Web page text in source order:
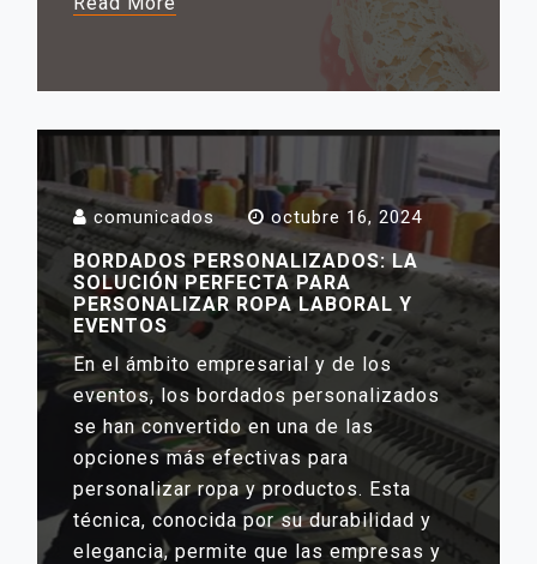
comunicados octubre 16, 2024
BORDADOS PERSONALIZADOS: LA
SOLUCIÓN PERFECTA PARA
PERSONALIZAR ROPA LABORAL Y
EVENTOS
En el ámbito empresarial y de los
eventos, los bordados personalizados
se han convertido en una de las
opciones más efectivas para
personalizar ropa y productos. Esta
técnica, conocida por su durabilidad y
elegancia, permite que las empresas y